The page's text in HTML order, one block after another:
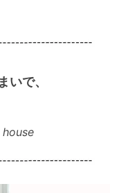
いで、
house